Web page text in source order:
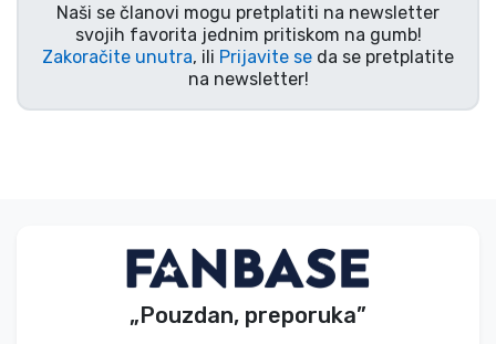
Naši se članovi mogu pretplatiti na newsletter
svojih favorita jednim pritiskom na gumb!
Zakoračite unutra, ili Prijavite se da se pretplatite
na newsletter!
„Pouzdan, preporuka”
Glazbeni proizvodi